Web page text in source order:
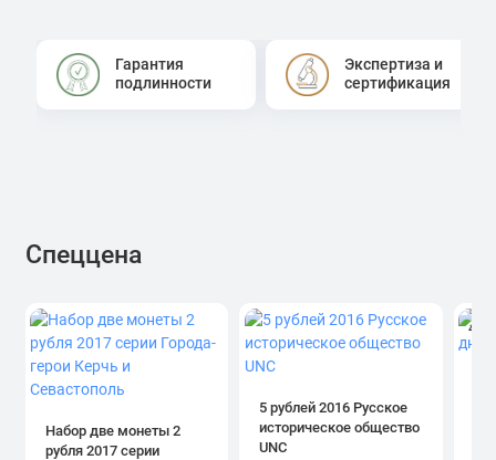
Гарантия
подлинности
Экспертиза и
сертификация
Спеццена
Набор две монеты 2
рубля 2017 серии
5 рублей 2016 Русское
историческое общество
UNC
4.0